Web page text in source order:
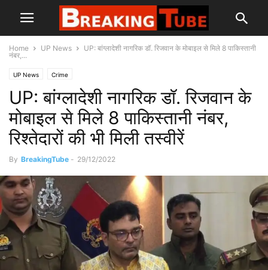
Home UP News
UP: बांग्लादेशी नागरिक डॉ. रिजवान के मोबाइल से मिले 8 पाकिस्तानी
नंबर,...
UP News Crime
UP: बांग्लादेशी नागरिक डॉ. रिजवान के
मोबाइल से मिले 8 पाकिस्तानी नंबर,
रिश्तेदारों की भी मिली तस्वीरें
By BreakingTube - 29/12/2022